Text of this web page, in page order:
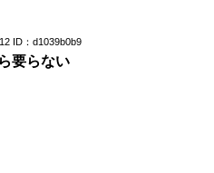
ID：d1039b0b9
要らない